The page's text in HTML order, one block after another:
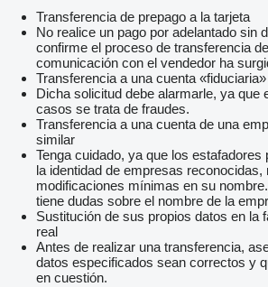
Transferencia de prepago a la tarjeta
No realice un pago por adelantado sin
confirme el proceso de transferencia
comunicación con el vendedor ha
Transferencia a una cuenta «fiduciaria»
Dicha solicitud debe alarmarle, ya que
casos se trata de fraudes.
Transferencia a una cuenta de una
similar
Tenga cuidado, ya que los estafadores
la identidad de empresas reconocidas,
modificaciones mínimas en su
tiene dudas sobre el nombre de la
Sustitución de sus propios datos en la
real
Antes de realizar una transferencia,
datos especificados sean correctos y
en cuestión.